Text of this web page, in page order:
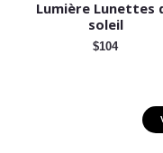
Lumière Lunettes
soleil
$104